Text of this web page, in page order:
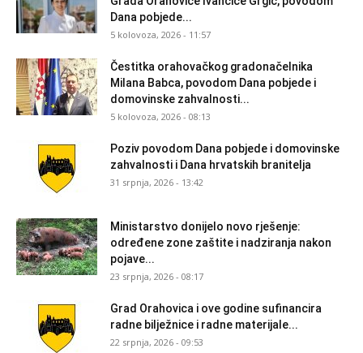
Dana pobjede...
5 kolovoza, 2026 - 11:57
Čestitka orahovačkog gradonačelnika
Milana Babca, povodom Dana pobjede i
domovinske zahvalnosti...
5 kolovoza, 2026 - 08:13
Poziv povodom Dana pobjede i domovinske
zahvalnosti i Dana hrvatskih branitelja
31 srpnja, 2026 - 13:42
Ministarstvo donijelo novo rješenje:
određene zone zaštite i nadziranja nakon
pojave...
23 srpnja, 2026 - 08:17
Grad Orahovica i ove godine sufinancira
radne bilježnice i radne materijale...
22 srpnja, 2026 - 09:53